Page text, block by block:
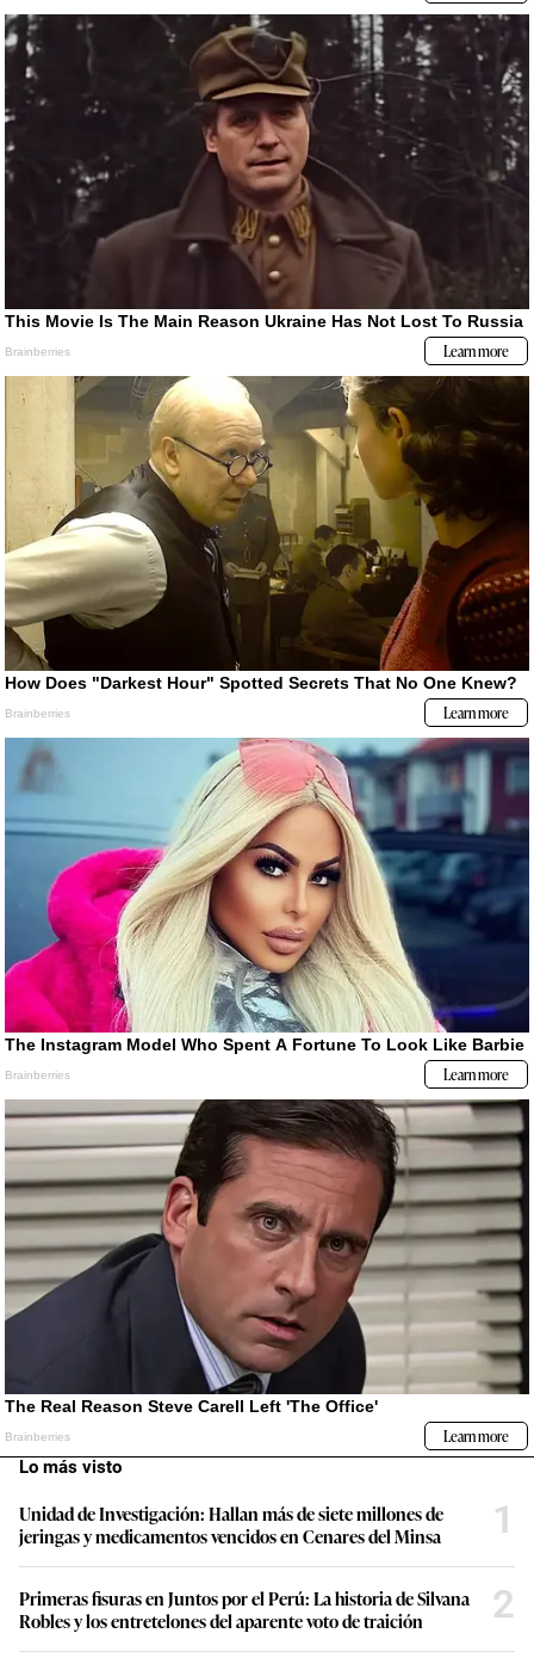
Lo más visto
Unidad de Investigación: Hallan más de siete millones de
jeringas y medicamentos vencidos en Cenares del Minsa
1
Primeras fisuras en Juntos por el Perú: La historia de Silvana
Robles y los entretelones del aparente voto de traición
2